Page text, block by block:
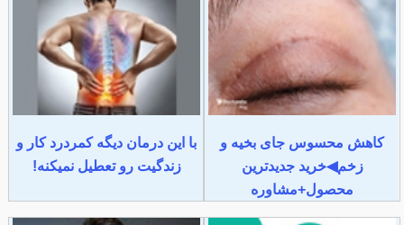
کاهش محسوس جای بخیه و
زخم◀خرید جدیدترین
محصول+مشاوره
با این درمان دیگه کمردرد کار و
زندگیت رو تعطیل نمیکنه!